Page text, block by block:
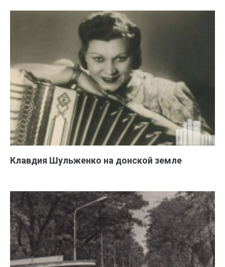
Клавдия Шульженко на донской земле